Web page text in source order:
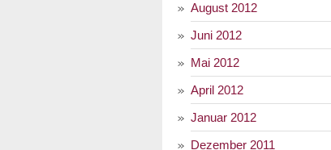
August 2012
Juni 2012
Mai 2012
April 2012
Januar 2012
Dezember 2011